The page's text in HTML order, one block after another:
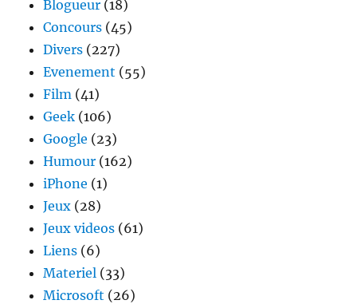
Blogueur (18)
Concours (45)
Divers (227)
Evenement (55)
Film (41)
Geek (106)
Google (23)
Humour (162)
iPhone (1)
Jeux (28)
Jeux videos (61)
Liens (6)
Materiel (33)
Microsoft (26)